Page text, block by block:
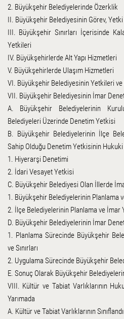
2. Büyükşehir Belediyelerinde Özerklik
II. Büyükşehir Belediyesinin Görev,
III. Büyükşehir Sınırları İçerisinde
Yetkileri
IV. Büyükşehirlerde Alt Yapı Hizmetleri
V. Büyükşehirlerde Ulaşım Hizmetleri
VI. Büyükşehir Belediyesinin Yetkileri ve
VII. Büyükşehir Belediyesinin İmar
A. Büyükşehir Belediyelerinin
Belediyeleri Üzerinde Denetim Yetkisi
B. Büyükşehir Belediyelerinin İlçe
Sahip Olduğu Denetim Yetkisinin
1. Hiyerarşi Denetimi
2. İdari Vesayet Yetkisi
C. Büyükşehir Belediyesi Olan İllerde
1. Büyükşehir Belediyelerinin Planlama
2. İlçe Belediyelerinin Planlama ve İmar
D. Büyükşehir Belediyelerinin İmar
1. Planlama Sürecinde Büyükşehir
ve Sınırları
2. Uygulama Sürecinde Büyükşehir
E. Sonuç Olarak Büyükşehir
VIII. Kültür ve Tabiat Varlıklarının
Yarımada
A. Kültür ve Tabiat Varlıklarının